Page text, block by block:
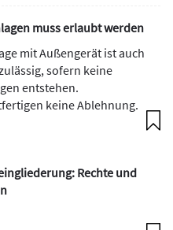
muss erlaubt werden
mit Außengerät ist auch
sofern keine
entstehen.
keine Ablehnung.
Rechte und